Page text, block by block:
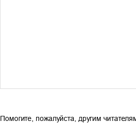
Помогите, пожалуйста, другим